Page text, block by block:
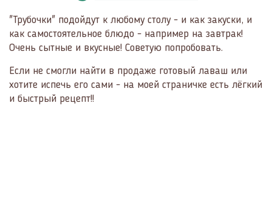
"Трубочки" подойдут к любому столу - и как закуски, и
как самостоятельное блюдо - например на завтрак!
Очень сытные и вкусные! Советую попробовать.
Если не смогли найти в продаже готовый лаваш или
хотите испечь его сами - на моей страничке есть лёгкий
и быстрый рецепт!!